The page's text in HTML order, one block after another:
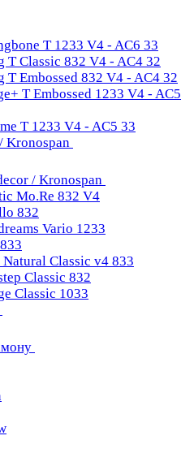
T 1233 V4 - AC6 33
T Classic 832 V4 - AC4 32
T Embossed 832 V4 - AC4 32
T Embossed 1233 V4 - AC5
T 1233 V4 - AC5 33
Kronospan
/ Kronospan
Mo.Re 832 V4
832
Vario 1233
Natural Classic v4 833
Classic 832
Classic 1033